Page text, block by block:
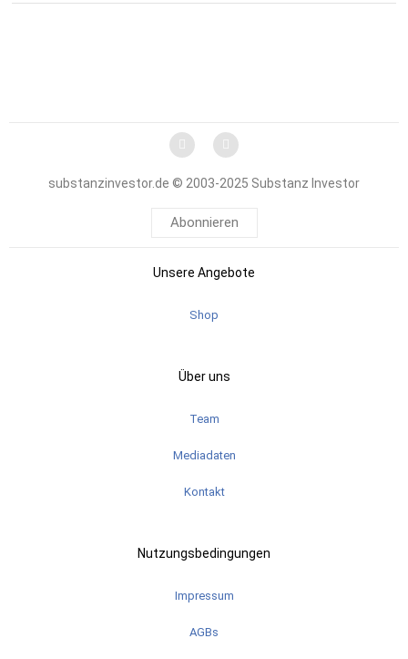
substanzinvestor.de © 2003-2025 Substanz Investor
Abonnieren
Unsere Angebote
Shop
Über uns
Team
Mediadaten
Kontakt
Nutzungsbedingungen
Impressum
AGBs